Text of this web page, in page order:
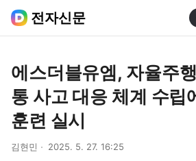
전자신문
에스더블유엠, 자율주
통 사고 대응 체계 수립
훈련 실시
김현민 2025. 5. 27. 16:25